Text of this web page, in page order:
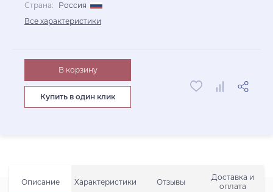
Описание Характеристики Отзывы
Доставка и
оплата
Страна:
Россия
Все характеристики
В корзину
Купить в один клик